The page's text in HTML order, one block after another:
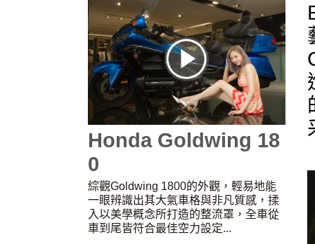
Honda Goldwing 18
0
綜觀Goldwing 1800的外觀，輕易地能
一眼辨識出其大氣車格與非凡質感，揉
入以美學概念所打造的整流罩，全車從
車到尾皆符合最佳空力設定...